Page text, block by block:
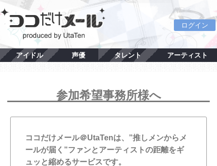
ログイン
アイドル 声優 タレント アーティスト
参加希望事務所様へ
ココだけメール＠UtaTenは、”推しメンからメ
ールが届く”ファンとアーティストの距離をギ
ュッと縮めるサービスです。